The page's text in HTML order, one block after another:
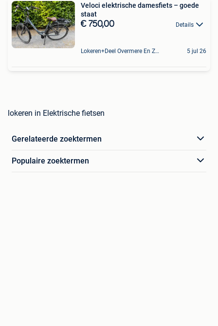
Veloci elektrische damesfiets – goede
staat
€ 750,00 Details
Lokeren+Deel Overmere En Zele 5 jul 26
lokeren in Elektrische fietsen
Gerelateerde zoektermen
Populaire zoektermen